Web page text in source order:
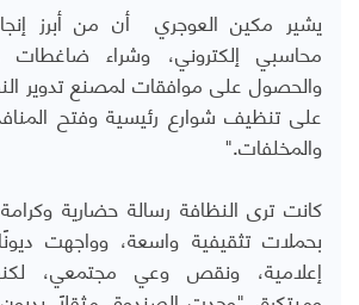
يشير مكين العوجري أن من أبرز
محاسبي إلكتروني، وشراء ضاغطات
والحصول على موافقات لمصنع تدوير
على تنظيف شوارع رئيسية وفتح المنافذ
والمخلفات."
كانت ترى النظافة رسالة حضارية وكرامة
بحملات تثقيفية واسعة، وواجهت
إعلامية، ونقص وعي مجتمعي،